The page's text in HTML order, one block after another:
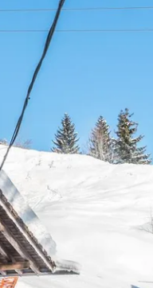
Gastgeber
Gästekarten